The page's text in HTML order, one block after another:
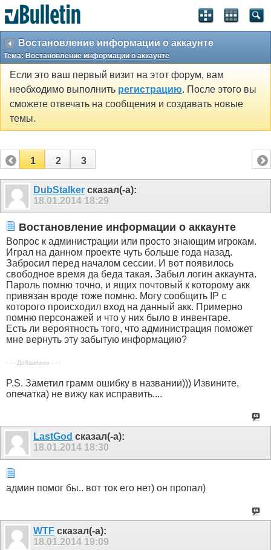
Востановление информации о аккаунте
Тема: Востановление информации о аккаунте
Если это ваш первый визит на этот форум, вам
необходимо выполнить регистрацию. После этого вы
сможете отвечать на сообщения и создавать новые
темы.
1 2 3
DubStalker сказал(-а):
18.01.2014 18:29
Востановление информации о аккаунте
Вопрос к администрации или просто знающим игрокам.
Играл на данном проекте чуть больше года назад.
Забросил перед началом сессии. И вот появилось
свободное время да беда такая. Забыл логин аккаунта.
Пароль помню точно, и ящих почтовый к которому акк
привязан вроде тоже помню. Могу сообщить IP с
которого происходил вход на данный акк. Примерно
помню персонажей и что у них было в инвентаре.
Есть ли вероятность того, что администрация поможет
мне вернуть эту забытую информацию?
- - - Добавлено - - -
P.S. Заметил грамм ошибку в названии))) Извините,
опечатка) не вижу как исправить....
LastGod сказал(-а):
18.01.2014 18:30
админ помог бы.. вот ток его нет) он пропал)
WTF сказал(-а):
18.01.2014 19:09